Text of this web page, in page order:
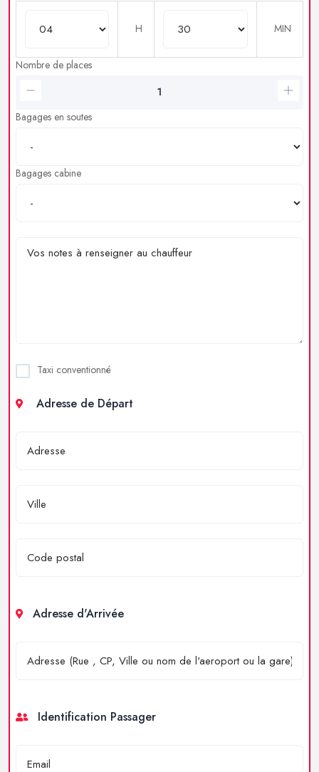
H MIN
Nombre de places
Bagages en soutes
Bagages cabine
Taxi conventionné
Adresse de Départ
Adresse d'Arrivée
Identification Passager